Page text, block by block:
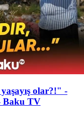
olar?!" -
Baku TV